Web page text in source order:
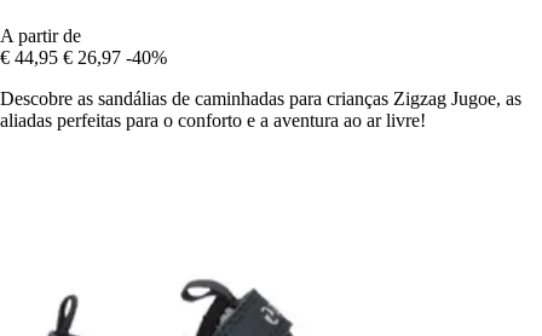
A partir de
€ 44,95 € 26,97 -40%
Descobre as sandálias de caminhadas para crianças Zigzag Jugoe, as
aliadas perfeitas para o conforto e a aventura ao ar livre!